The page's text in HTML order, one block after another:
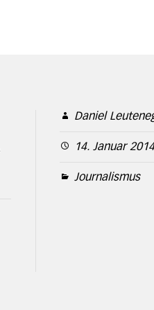
Daniel
14. Januar 2014
Journalismus